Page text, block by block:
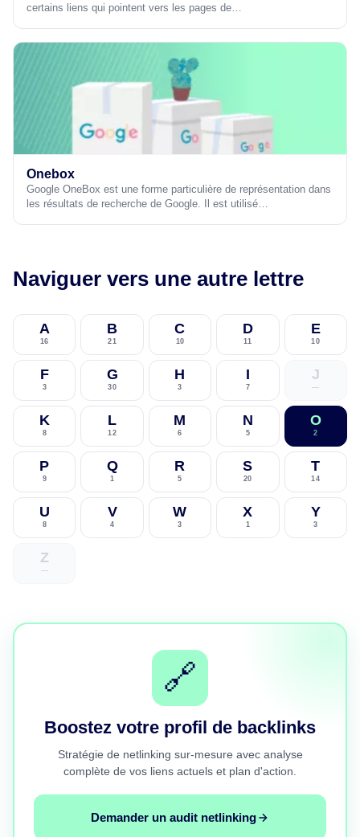
certains liens qui pointent vers les pages de…
Onebox
Google OneBox est une forme particulière de représentation dans
les résultats de recherche de Google. Il est utilisé…
Naviguer vers une autre lettre
A
16
B
21
C
10
D
11
E
10
F
3
G
30
H
3
I
7
J
—
K
8
L
12
M
6
N
5
O
2
P
9
Q
1
R
5
S
20
T
14
U
8
V
4
W
3
X
1
Y
3
Z
—
🔗
Boostez votre profil de backlinks
Stratégie de netlinking sur-mesure avec analyse
complète de vos liens actuels et plan d'action.
Demander un audit netlinking